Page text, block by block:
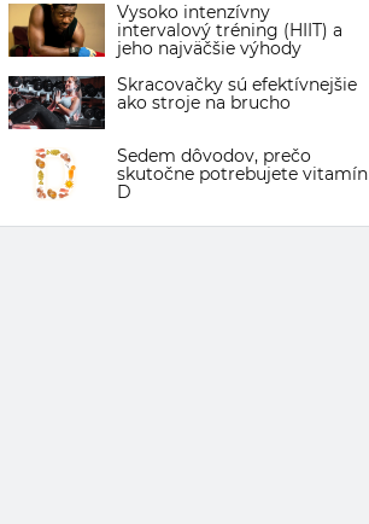
Vysoko intenzívny
intervalový tréning (HIIT) a
jeho najväčšie výhody
Skracovačky sú efektívnejšie
ako stroje na brucho
Sedem dôvodov, prečo
skutočne potrebujete vitamín
D